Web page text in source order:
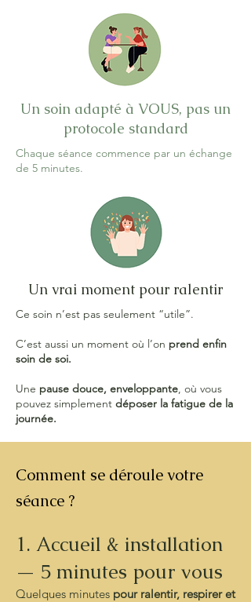
Un soin adapté à VOUS, pas un
protocole standard
Chaque séance commence par un échange
de 5 minutes.
Un vrai moment pour ralentir
Ce soin n’est pas seulement “utile”.
C’est aussi un moment où l’on prend enfin
soin de soi.
Une pause douce, enveloppante, où vous
pouvez simplement déposer la fatigue de la
journée.
Comment se déroule votre
séance ?
1. Accueil & installation
— 5 minutes pour vous
Quelques minutes pour ralentir, respirer et